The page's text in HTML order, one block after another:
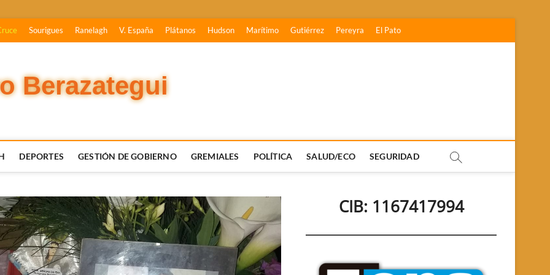
Sourigues Ranelagh V. España Plátanos Hudson Marítimo Gutiérrez Pereyra El Pato
Berazategui
DEPORTES GESTIÓN DE GOBIERNO GREMIALES POLÍTICA SALUD/ECO SEGURIDAD
CIB: 1167417994